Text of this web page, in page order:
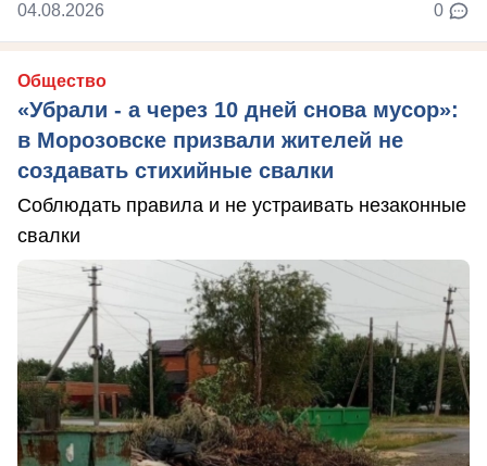
04.08.2026 0
Общество
«Убрали - а через 10 дней снова мусор»:
в Морозовске призвали жителей не
создавать стихийные свалки
Соблюдать правила и не устраивать незаконные
свалки